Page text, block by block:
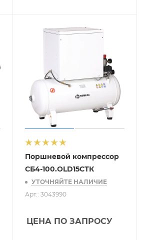
Поршневой компрессор
СБ4-100.OLD15СТК
УТОЧНЯЙТЕ НАЛИЧИЕ
Арт.: 3043990
ЦЕНА ПО ЗАПРОСУ